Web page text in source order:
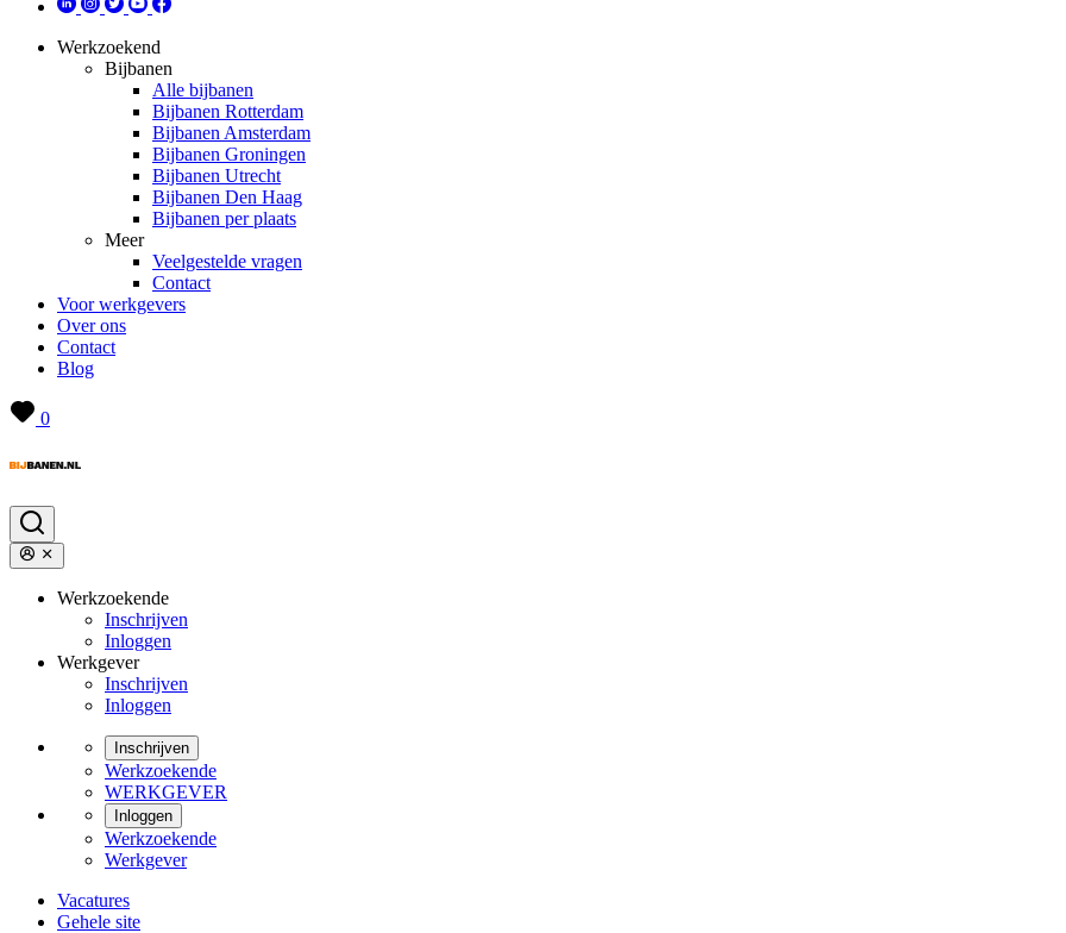
Werkzoekend
Bijbanen
Alle bijbanen
Bijbanen Rotterdam
Bijbanen Amsterdam
Bijbanen Groningen
Bijbanen Utrecht
Bijbanen Den Haag
Bijbanen per plaats
Meer
Veelgestelde vragen
Contact
Voor werkgevers
Over ons
Contact
Blog
0
Werkzoekende
Inschrijven
Inloggen
Werkgever
Inschrijven
Inloggen
Inschrijven
Werkzoekende
WERKGEVER
Inloggen
Werkzoekende
Werkgever
Vacatures
Gehele site